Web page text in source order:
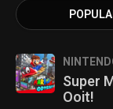
Super
Ooit!